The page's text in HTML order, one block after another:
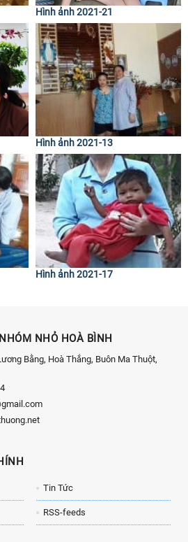
Hình ảnh 2021-21
Hình ảnh 2021-13
Hình ảnh 2021-17
NHỎ HOÀ BÌNH
Bằng, Hoà Thắng, Buôn Ma Thuột,
Tin Tức
RSS-feeds